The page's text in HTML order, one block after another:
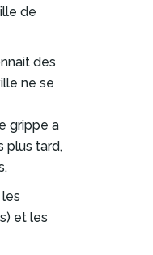
de
des
ne se
grippe a
plus tard,
et les